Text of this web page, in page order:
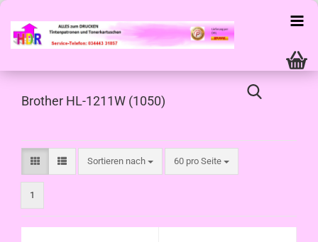
Brother HL-1211W (1050)
Sortieren nach
Sortieren nach 60 pro Seite
pro Seite
1